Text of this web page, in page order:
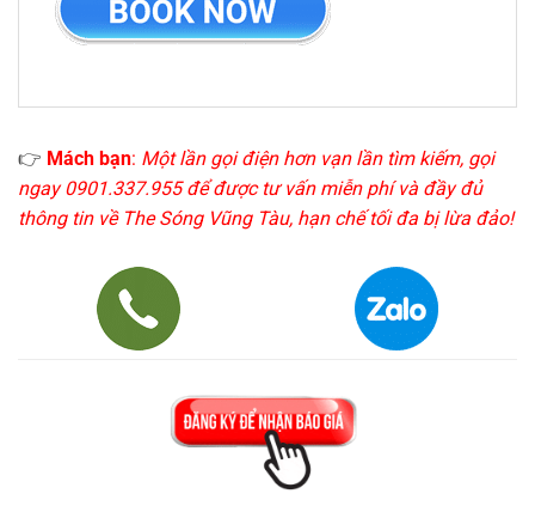
👉 Mách bạn: Một lần gọi điện hơn vạn lần tìm kiếm, gọi
ngay 0901.337.955 để được tư vấn miễn phí và đầy đủ
thông tin về The Sóng Vũng Tàu, hạn chế tối đa bị lừa đảo!